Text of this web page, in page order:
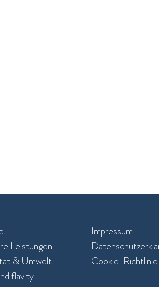
Leistungen​
& Umwelt
flavity
Impressum
Cookie-Richtlinie